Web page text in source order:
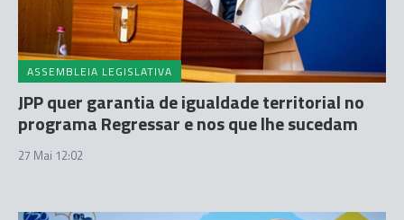
ASSEMBLEIA LEGISLATIVA
JPP quer garantia de igualdade territorial no
programa Regressar e nos que lhe sucedam
27 Mai 12:02